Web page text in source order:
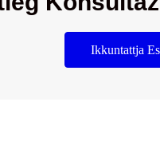
Ikkuntattja